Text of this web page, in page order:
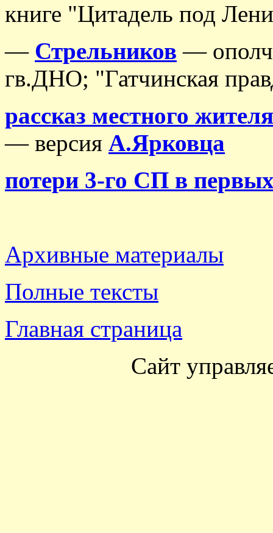
книге "Цитадель под
— Стрельников —
гв.ДНО; "Гатчинская
рассказ местного жителя
— версия А.Ярковца
потери 3-го СП в
Архивные материалы
Полные тексты
Главная страница
Сайт